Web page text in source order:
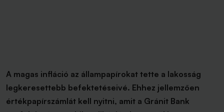
A magas infláció az állampapírokat tette a lakosság
legkeresettebb befektetéseivé. Ehhez jellemzően
értékpapírszámlát kell nyitni, amit a Gránit Bank